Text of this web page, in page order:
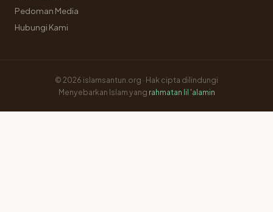
Pedoman Media
Hubungi Kami
© 2026 islamsantun.org · Hak cipta dilindungi
Menyebarkan Islam yang rahmatan lil 'alamin